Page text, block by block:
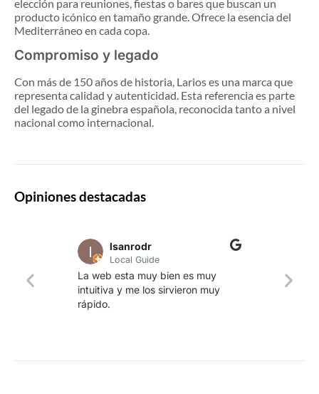
elección para reuniones, fiestas o bares que buscan un
producto icónico en tamaño grande. Ofrece la esencia del
Mediterráneo en cada copa.
Compromiso y legado
Con más de 150 años de historia, Larios es una marca que
representa calidad y autenticidad. Esta referencia es parte
del legado de la ginebra española, reconocida tanto a nivel
nacional como internacional.
Opiniones destacadas
lsanrodr
Local Guide
La web esta muy bien es muy
intuitiva y me los sirvieron muy
rápido.